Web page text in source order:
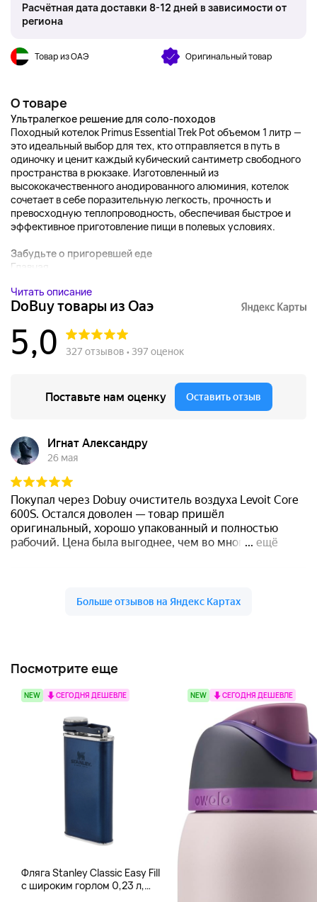
Расчётная дата доставки 8-12 дней в зависимости от
региона
Товар из ОАЭ Оригинальный товар
О товаре
Ультралегкое решение для соло-походов
Походный котелок Primus Essential Trek Pot объемом 1 литр —
это идеальный выбор для тех, кто отправляется в путь в
одиночку и ценит каждый кубический сантиметр свободного
пространства в рюкзаке. Изготовленный из
высококачественного анодированного алюминия, котелок
сочетает в себе поразительную легкость, прочность и
превосходную теплопроводность, обеспечивая быстрое и
эффективное приготовление пищи в полевых условиях.
Забудьте о пригоревшей еде
Главная...
Читать описание
Посмотрите еще
NEW СЕГОДНЯ ДЕШЕВЛЕ
Фляга Stanley Classic Easy Fill
с широким горлом 0,23 л,
NEW СЕГОДНЯ ДЕШЕВЛЕ